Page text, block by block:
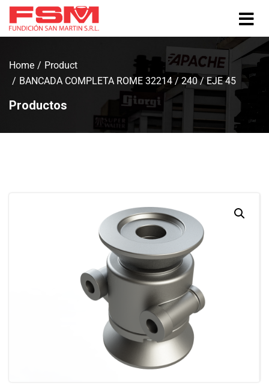
Home
Product
BANCADA COMPLETA ROME 32214 / 240 / EJE 45
Productos